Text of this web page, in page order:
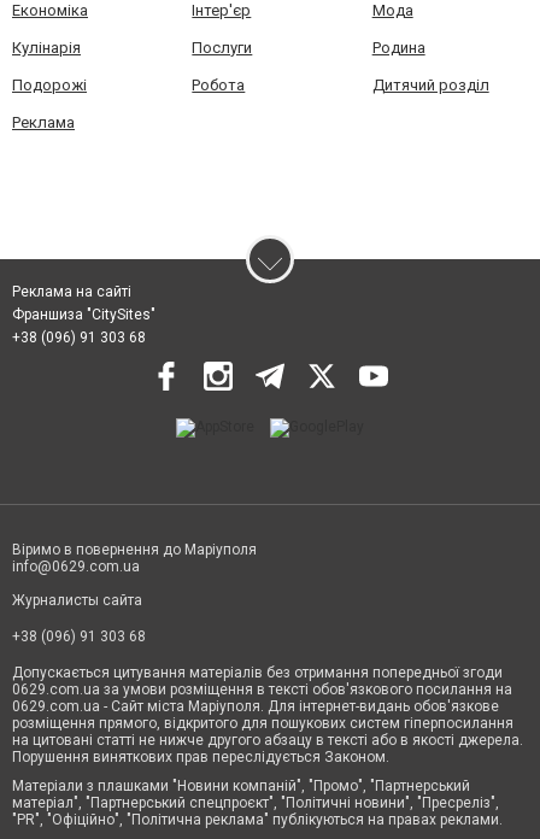
Економіка Інтер'єр Мода
Кулінарія Послуги Родина
Подорожі Робота Дитячий розділ
Реклама
Реклама на сайті
Франшиза "CitySites"
+38 (096) 91 303 68
Віримо в повернення до Маріуполя
info@0629.com.ua
Журналисты сайта
+38 (096) 91 303 68
Допускається цитування матеріалів без отримання попередньої згоди
0629.com.ua за умови розміщення в тексті обов'язкового посилання на
0629.com.ua - Сайт міста Маріуполя. Для інтернет-видань обов'язкове
розміщення прямого, відкритого для пошукових систем гіперпосилання
на цитовані статті не нижче другого абзацу в тексті або в якості джерела.
Порушення виняткових прав переслідується Законом.
Матеріали з плашками "Новини компаній", "Промо", "Партнерський
матеріал", "Партнерський спецпроєкт", "Політичні новини", "Пресреліз",
"PR", "Офіційно", "Політична реклама" публікуються на правах реклами.